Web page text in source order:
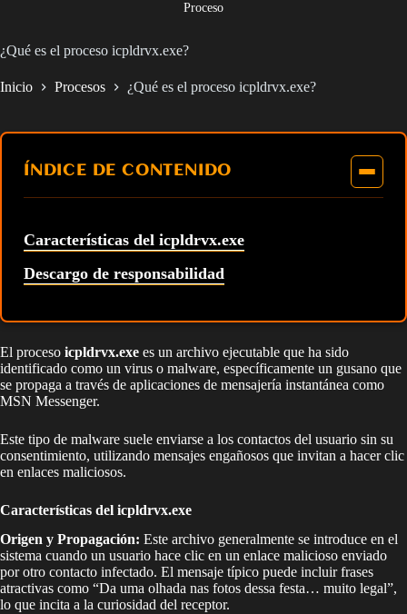
Proceso
¿Qué es el proceso icpldrvx.exe?
Inicio Procesos ¿Qué es el proceso icpldrvx.exe?
ÍNDICE DE CONTENIDO
Características del icpldrvx.exe
Descargo de responsabilidad
El proceso icpldrvx.exe es un archivo ejecutable que ha sido
identificado como un virus o malware, específicamente un gusano que
se propaga a través de aplicaciones de mensajería instantánea como
MSN Messenger.
Este tipo de malware suele enviarse a los contactos del usuario sin su
consentimiento, utilizando mensajes engañosos que invitan a hacer clic
en enlaces maliciosos.
Características del icpldrvx.exe
Origen y Propagación: Este archivo generalmente se introduce en el
sistema cuando un usuario hace clic en un enlace malicioso enviado
por otro contacto infectado. El mensaje típico puede incluir frases
atractivas como “Da uma olhada nas fotos dessa festa… muito legal”,
lo que incita a la curiosidad del receptor.